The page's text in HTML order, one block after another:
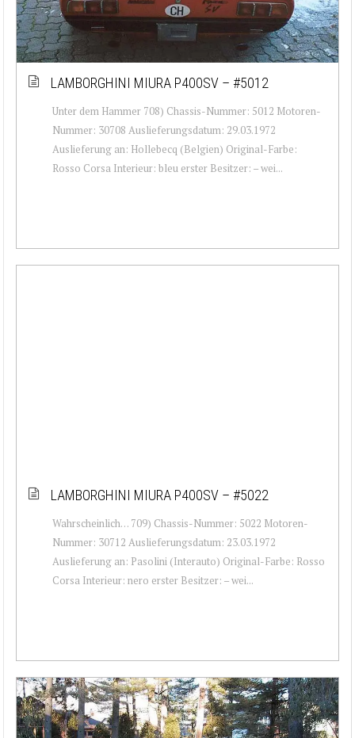
LAMBORGHINI MIURA P400SV – #5012
Unter dem Hammer 708) Chassis-Nummer: 5012 Motoren-
Nummer: 30708 Auslieferungsdatum: 29.03.1972
Auslieferung an: Hollebecq (Belgien) Original-Farbe:
Rosso Corsa Interieur: bleu erster Besitzer: – wei...
LAMBORGHINI MIURA P400SV – #5022
Wahrscheinlich… 709) Chassis-Nummer: 5022 Motoren-
Nummer: 30712 Auslieferungsdatum: 23.03.1972
Auslieferung an: Pasolini (Interauto) Original-Farbe: Rosso
Corsa Interieur: nero erster Besitzer: – wei...